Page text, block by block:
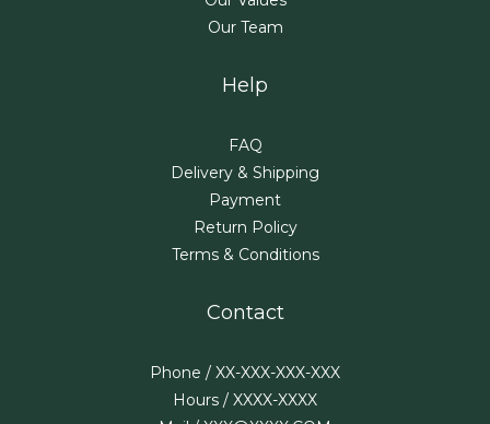
Our Team
Help
FAQ
Delivery & Shipping
Payment
Return Policy
Terms & Conditions
Contact
Phone / XX-XXX-XXX-XXX
Hours / XXXX-XXXX